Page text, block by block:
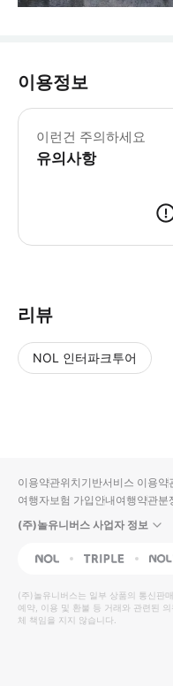
이용정보
이런건 주의하세요
유의사항
리뷰
NOL 인터파크투어
입니
다.
높
은
순
동
영
상
순
상
이용약관위치기반서비스 이용약
여행자보험 가입안내여행약관분
(주)놀유니버스 사업자 정보
NOL Triple
(주)놀유니버스는 일부 상품의 통신판
예약, 이용 및 환불 등 거래와 관련된
체 책임을 지지 않습니다.